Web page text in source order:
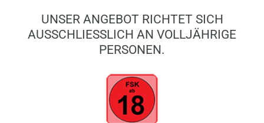
0
0,00 EUR
UNSER ANGEBOT RICHTET SICH
AUSSCHLIESSLICH AN VOLLJÄHRIGE P
ERSONEN.